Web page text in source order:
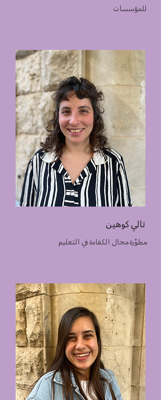
للمؤسسات
تالي كوهين
مطوِّرة مجال الكفاءة في التعليم